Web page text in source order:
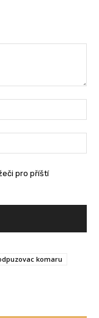
pro příští
komaru